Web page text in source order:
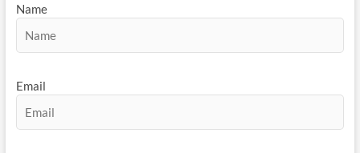
Name
Email